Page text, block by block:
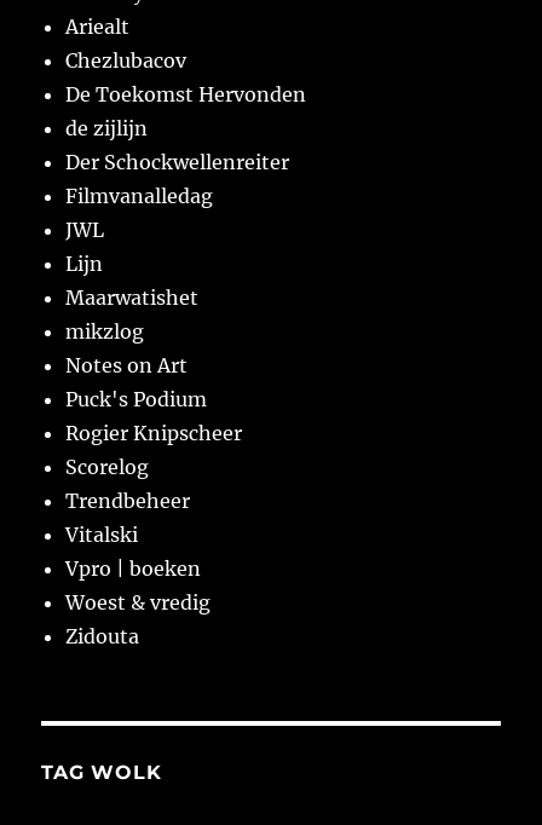
Ariealt
Chezlubacov
De Toekomst Hervonden
de zijlijn
Der Schockwellenreiter
Filmvanalledag
JWL
Lijn
Maarwatishet
mikzlog
Notes on Art
Puck's Podium
Rogier Knipscheer
Scorelog
Trendbeheer
Vitalski
Vpro | boeken
Woest & vredig
Zidouta
TAG WOLK